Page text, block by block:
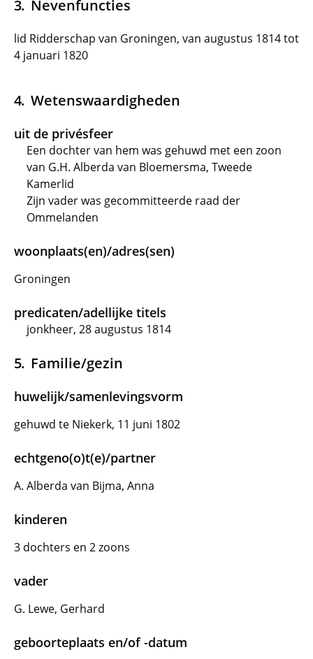
Nevenfuncties
lid Ridderschap van Groningen, van augustus 1814 tot
4 januari 1820
Wetenswaardigheden
uit de privésfeer
Een dochter van hem was gehuwd met een zoon
van G.H. Alberda van Bloemersma, Tweede
Kamerlid
Zijn vader was gecommitteerde raad der
Ommelanden
woonplaats(en)/adres(sen)
Groningen
predicaten/adellijke titels
jonkheer, 28 augustus 1814
Familie/gezin
huwelijk/samenlevingsvorm
gehuwd te Niekerk, 11 juni 1802
echtgeno(o)t(e)/partner
A. Alberda van Bijma, Anna
kinderen
3 dochters en 2 zoons
vader
G. Lewe, Gerhard
geboorteplaats en/of -datum